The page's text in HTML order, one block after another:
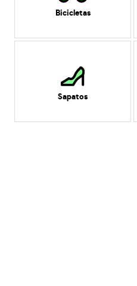
Bicicletas
Sapatos